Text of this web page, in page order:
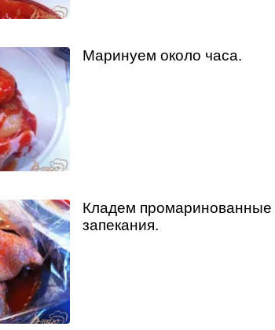
Маринуем около часа.
Кладем промаринованные
запекания.